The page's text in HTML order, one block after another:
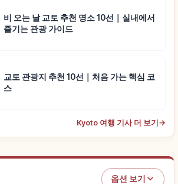
비 오는 날 교토 추천 명소 10선｜실내에서
즐기는 관광 가이드
교토 관광지 추천 10선｜처음 가는 핵심 코
스
Kyoto 여행 기사 더 보기→
옵션 보기